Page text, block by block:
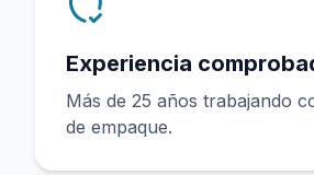
Experiencia
Más de 25 años trabajando
de empaque.